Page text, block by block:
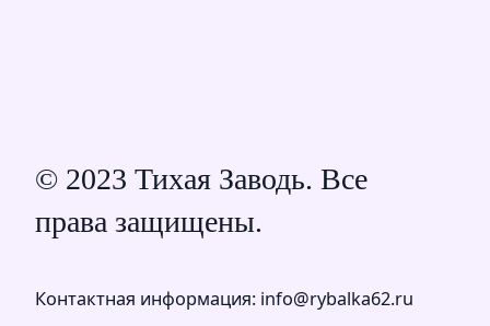
© 2023 Тихая Заводь. Все
права защищены.
Контактная информация: info@rybalka62.ru